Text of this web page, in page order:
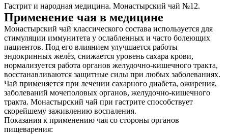
Гастрит и народная медицина. Монастырский чай №12.
Применение чая в медицине
Монастырский чай классического состава используется для
стимуляции иммунитета у ослабленных и часто болеющих
пациентов. Под его влиянием улучшается работы
эндокринных желёз, снижается уровень сахара крови,
нормализуется работа органов желудочно-кишечного тракта,
восстанавливаются защитные силы при любых заболеваниях.
Чай применяется при лечении сахарного диабета, ожирения,
заболеваний мочеполовых органов, желудочно-кишечного
тракта. Монастырский чай при гастрите способствует
скорейшему заживлению воспаления.
Показания к применению чая со стороны органов
пищеварения: